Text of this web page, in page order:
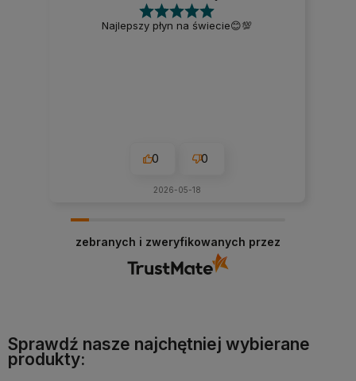
Najlepszy płyn na świecie😊💯
0 0
2026-05-18
zebranych i zweryfikowanych przez
Sprawdź nasze najchętniej wybierane
produkty: